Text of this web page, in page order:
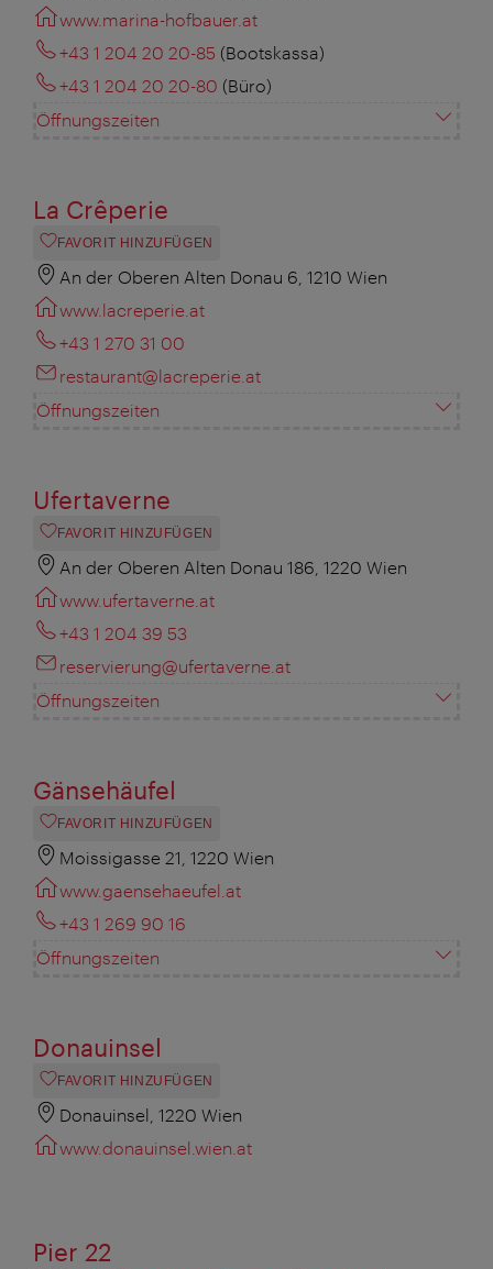
www.marina-hofbauer.at
+43 1 204 20 20-85 (Bootskassa)
+43 1 204 20 20-80 (Büro)
Öffnungszeiten
La Crêperie
FAVORIT HINZUFÜGEN
An der Oberen Alten Donau 6, 1210 Wien
www.lacreperie.at
+43 1 270 31 00
restaurant@lacreperie.at
Öffnungszeiten
Ufertaverne
FAVORIT HINZUFÜGEN
An der Oberen Alten Donau 186, 1220 Wien
www.ufertaverne.at
+43 1 204 39 53
reservierung@ufertaverne.at
Öffnungszeiten
Gänsehäufel
FAVORIT HINZUFÜGEN
Moissigasse 21, 1220 Wien
www.gaensehaeufel.at
+43 1 269 90 16
Öffnungszeiten
Donauinsel
FAVORIT HINZUFÜGEN
Donauinsel, 1220 Wien
www.donauinsel.wien.at
Pier 22